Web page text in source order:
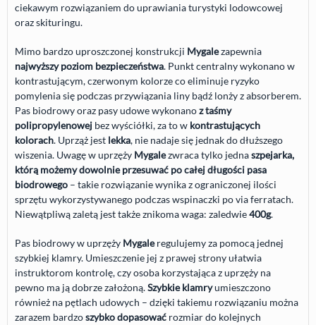
ciekawym rozwiązaniem do uprawiania turystyki lodowcowej
oraz skituringu.
Mimo bardzo uproszczonej konstrukcji Mygalezapewnia
najwyższy poziom bezpieczeństwa. Punkt centralny wykonano w
kontrastującym, czerwonym kolorze co eliminuje ryzyko
pomylenia się podczas przywiązania liny bądź lonży z absorberem.
Pas biodrowy oraz pasy udowe wykonanoz taśmy
polipropylenowej bez wyściółki, za to w kontrastujących
kolorach. Uprząż jest lekka, nie nadaje się jednak do dłuższego
wiszenia. Uwagę w uprzęży Mygalezwraca tylko jednaszpejarka,
którą możemy dowolnie przesuwać po całej długości pasa
biodrowego – takie rozwiązanie wynika z ograniczonej ilości
sprzętu wykorzystywanego podczas wspinaczki po via ferratach.
Niewątpliwą zaletą jest także znikoma waga: zaledwie400g.
Pas biodrowy w uprzęży Mygaleregulujemy za pomocą jednej
szybkiej klamry. Umieszczenie jej z prawej strony ułatwia
instruktorom kontrolę, czy osoba korzystająca z uprzęży na
pewno ma ją dobrze założoną.Szybkie klamryumieszczono
również na pętlach udowych – dzięki takiemu rozwiązaniu można
zarazem bardzoszybko dopasować rozmiar do kolejnych